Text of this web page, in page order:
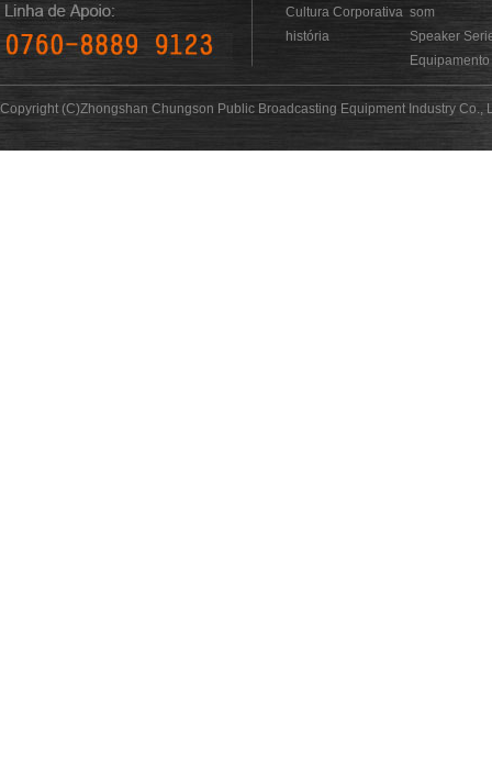
Cultura Corporativa
história
som
Speaker
Copyright (C)Zhongshan Chungson Public Broadcasting Equipment Industry